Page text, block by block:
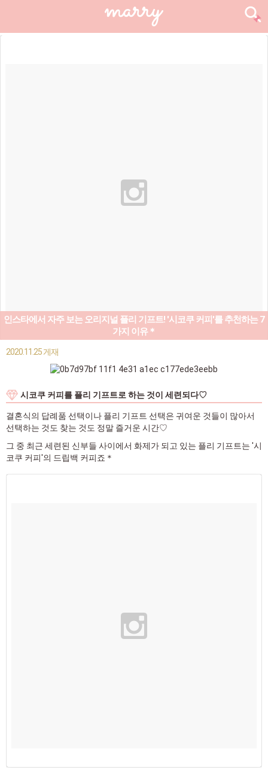
인스타에서 자주 보는 오리지널 플리 기프트! '시코쿠 커피'를 추천하는 7
가지 이유＊
2020.11.25 게재
시코쿠 커피를 플리 기프트로 하는 것이 세련되다♡
결혼식의 답례품 선택이나 플리 기프트 선택은 귀여운 것들이 많아서
선택하는 것도 찾는 것도 정말 즐거운 시간♡
그 중 최근 세련된 신부들 사이에서 화제가 되고 있는 플리 기프트는 '시
코쿠 커피'의 드립백 커피죠＊